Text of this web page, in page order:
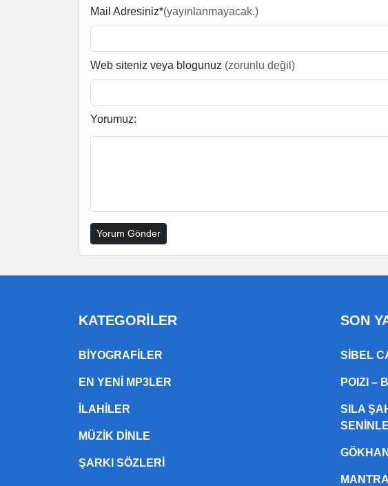
Mail Adresiniz*(yayınlanmayacak.)
Web siteniz veya blogunuz (zorunlu değil)
Yorumuz:
KATEGORILER
BIYOGRAFILER
EN YENI MP3LER
ILAHILER
MÜZIK DINLE
ŞARKI SÖZLERI
SON
SIBEL
POIZI –
SILA